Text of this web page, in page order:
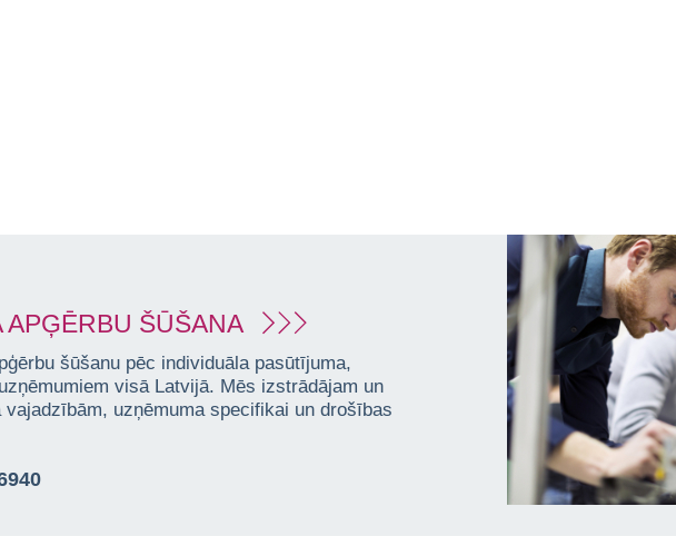
APĢĒRBU ŠŪŠANA
šūšanu pēc individuāla pasūtījuma,
visā Latvijā. Mēs izstrādājam un
uzņēmuma specifikai un drošības